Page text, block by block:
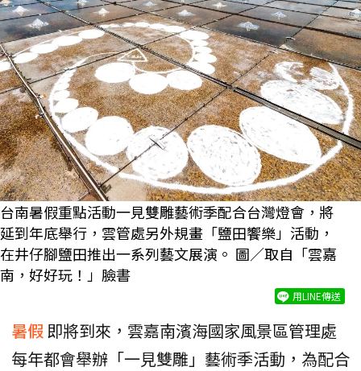
台南暑假重點活動一見雙雕藝術季配合台灣燈會，將
延到年底舉行，雲管處另外規畫「鹽田饗樂」活動，
在井仔腳鹽田推出一系列藝文展演。 圖／取自「雲嘉
南，好好玩！」臉書
用LINE傳送
暑假即將到來，雲嘉南濱海國家風景區管理處
每年都會舉辦「一見雙雕」藝術季活動，為配合